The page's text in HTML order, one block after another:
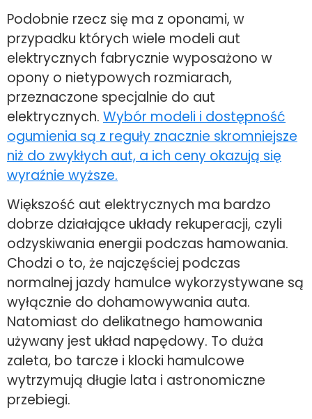
Podobnie rzecz się ma z oponami, w
przypadku których wiele modeli aut
elektrycznych fabrycznie wyposażono w
opony o nietypowych rozmiarach,
przeznaczone specjalnie do aut
elektrycznych. Wybór modeli i dostępność
ogumienia są z reguły znacznie skromniejsze
niż do zwykłych aut, a ich ceny okazują się
wyraźnie wyższe.
Większość aut elektrycznych ma bardzo
dobrze działające układy rekuperacji, czyli
odzyskiwania energii podczas hamowania.
Chodzi o to, że najczęściej podczas
normalnej jazdy hamulce wykorzystywane są
wyłącznie do dohamowywania auta.
Natomiast do delikatnego hamowania
używany jest układ napędowy. To duża
zaleta, bo tarcze i klocki hamulcowe
wytrzymują długie lata i astronomiczne
przebiegi.